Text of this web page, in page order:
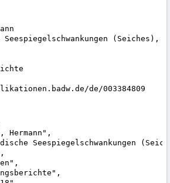
(Seiches),
de/003384809
Seespiegelschwankungen